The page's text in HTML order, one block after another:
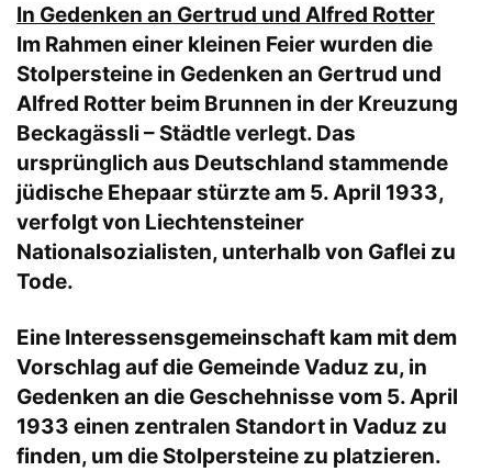
In Gedenken an Gertrud und Alfred Rotter
Im Rahmen einer kleinen Feier wurden die
Stolpersteine in Gedenken an Gertrud und
Alfred Rotter beim Brunnen in der Kreuzung
Beckagässli – Städtle verlegt. Das
ursprünglich aus Deutschland stammende
jüdische Ehepaar stürzte am 5. April 1933,
verfolgt von Liechtensteiner
Nationalsozialisten, unterhalb von Gaflei zu
Tode.
Eine Interessensgemeinschaft kam mit dem
Vorschlag auf die Gemeinde Vaduz zu, in
Gedenken an die Geschehnisse vom 5. April
1933 einen zentralen Standort in Vaduz zu
finden, um die Stolpersteine zu platzieren.